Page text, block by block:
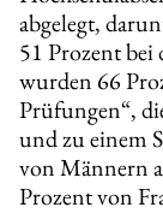
abgelegt,
51 Prozent bei
wurden 66
Prüfungen“,
und zu einem
von Männern
Prozent von